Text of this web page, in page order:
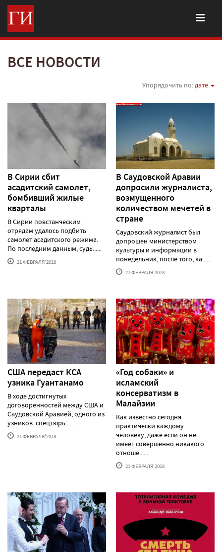
ВСЕ НОВОСТИ
Упорядочить по:дате
В Сирии сбит
асадитский самолет,
бомбивший жилые
кварталы
В Сирии повстанческим
отрядам удалось подбить
самолет асадитского режима.
По последним данным, судь......
21 ФЕВРАЛЯ'2018
В Саудовской Аравии
допросили журналиста,
возмущенного
количеством мечетей в
стране
Саудовский журналист был
допрошен министерством
культуры и информации в
понедельник, после того, ка......
21 ФЕВРАЛЯ'2018
США передаст КСА
узника Гуантанамо
В ходе достигнутых
договоренностей между США и
Саудовской Аравией, одного из
узников спецтюрь......
21 ФЕВРАЛЯ'2018
«Год собаки» и
исламский
консерватизм в
Малайзии
Как известно сегодня
практически каждому
человеку, даже если он не
имеет совершенно никакого
отноше......
21 ФЕВРАЛЯ'2018